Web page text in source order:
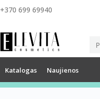
+370 699 69940
Katalogas Naujienos